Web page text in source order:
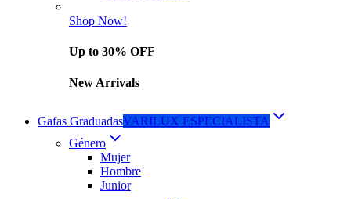
Shop Now!
Up to 30% OFF
New Arrivals
Gafas GraduadasVARILUX ESPECIALISTA
Género
Mujer
Hombre
Junior